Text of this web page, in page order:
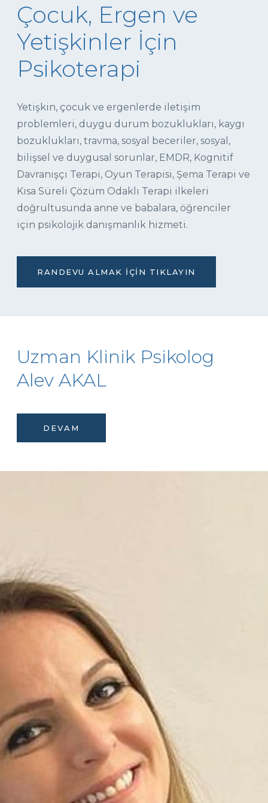
Çocuk, Ergen ve
Yetişkinler İçin
Psikoterapi
Yetişkin, çocuk ve ergenlerde iletişim
problemleri, duygu durum bozuklukları, kaygı
bozuklukları, travma, sosyal beceriler, sosyal,
bilişsel ve duygusal sorunlar, EMDR, Kognitif
Davranışçı Terapi, Oyun Terapisi, Şema Terapi ve
Kısa Süreli Çözüm Odaklı Terapi ilkeleri
doğrultusunda anne ve babalara, öğrenciler
için psikolojik danışmanlık hizmeti.
RANDEVU ALMAK İÇIN TIKLAYIN
Uzman Klinik Psikolog
Alev AKAL
DEVAM